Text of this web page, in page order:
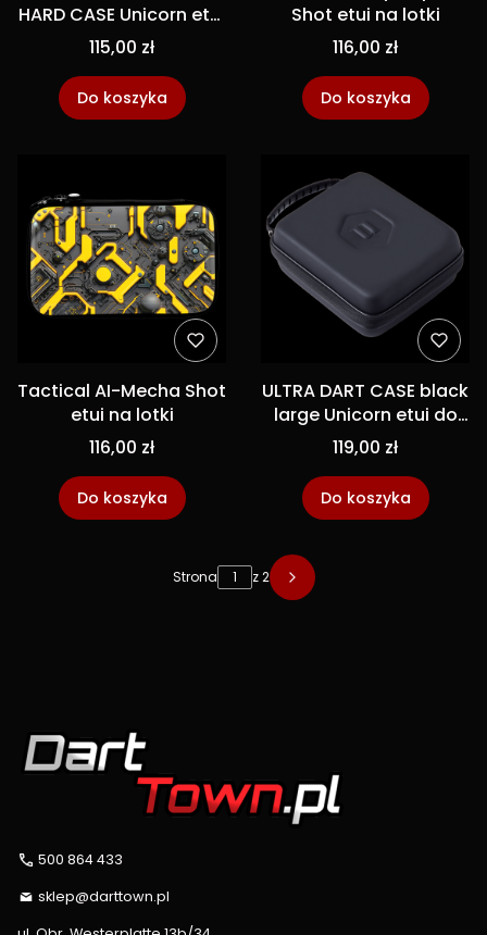
HARD CASE Unicorn etui
na lotki
115,00 zł
Do koszyka
Shot etui na lotki
116,00 zł
Do koszyka
Tactical AI-Mecha Shot
etui na lotki
116,00 zł
Do koszyka
ULTRA DART CASE black
large Unicorn etui do
lotek dart
119,00 zł
Do koszyka
Strona z 2
500 864 433
sklep@darttown.pl